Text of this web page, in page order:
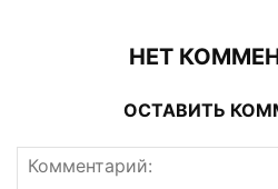
НЕТ
ОСТАВИТЬ